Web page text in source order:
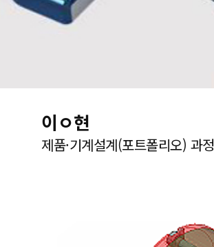
이ㅇ현
제품·기계설계(포트폴리오) 과정